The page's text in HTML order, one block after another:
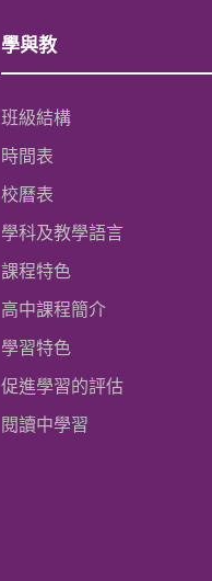
學與教
班級結構
時間表
校曆表
學科及教學語言
課程特色
高中課程簡介
學習特色
促進學習的評估
閱讀中學習